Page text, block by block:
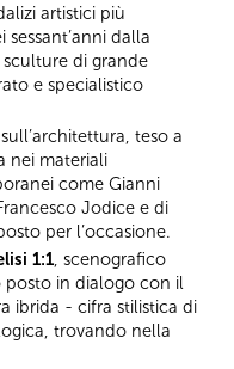
artistici più
dalla
di grande
e specialistico
teso a
nei materiali
come Gianni
Jodice e di
per l’occasione.
1:1 , scenografico
posto in dialogo con il
ibrida - cifra stilistica di
trovando nella